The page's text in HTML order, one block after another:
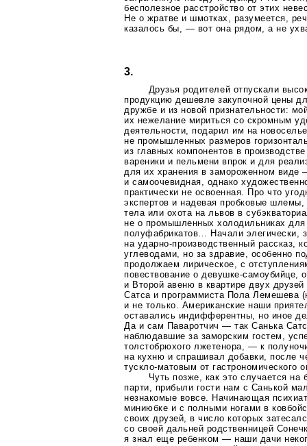
бесполезное расстройство от этих
Не о жратве и шмотках, разумеется,
казалось бы, — вот она рядом, а не
3.
Друзья родителей отпускали
продукцию дешевле закупочной цены
дружбе и из новой признательности:
их нежелание мириться со скромным
деятельности, подарил им на
не промышленных размеров
из главных компонентов в
вареники и пельмени впрок и для
для их хранения в замороженном виде
и самоочевидная, однако
практически не освоенная. Про что
экспертов и надевая пробковые шлемы,
тела или охота на львов в
не о промышленных холодильниках для
полуфабрикатов… Начали элегически,
на ударно-производственный рассказ,
углеводами, но за здравие, особенно
продолжаем лирическое, с
повествование одевушке-самоубийце,
и Второй авеню в квартире двух
Сатса и программиста Пола Лемешева
и не только. Американские наши
оставались индифферентны, но иное
Да и сам Паваротчич — так Санька
наблюдавшие за заморским гостем,
толстобрюхого лжетенора, — к
на кухню и спрашивал добавки, после
тускло-матовым от гастрономического
Чуть позже, как это случается
парти, прибыли гости нам с Санькой
незнакомые вовсе. Начинающая
миниюбке и с полными ногами в
своих друзей, в число которых
со своей дальней родственницей
я знал еще ребенком — наши дачи